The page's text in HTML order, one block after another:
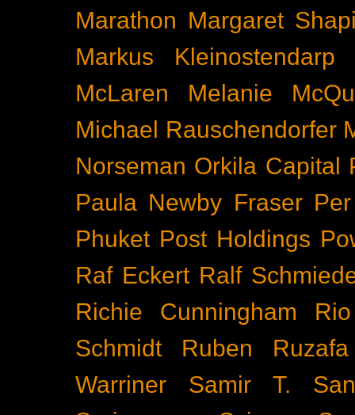
Marathon Margaret
Markus Kleinostendarp
McLaren
Melanie
Michael Rauschendorfer
Norseman Orkila Capital
Paula Newby Fraser
Phuket Post Holdings
Raf Eckert Ralf
Richie Cunningham
Rio
Schmidt
Ruben Ruzafa
Warriner
Samir T.